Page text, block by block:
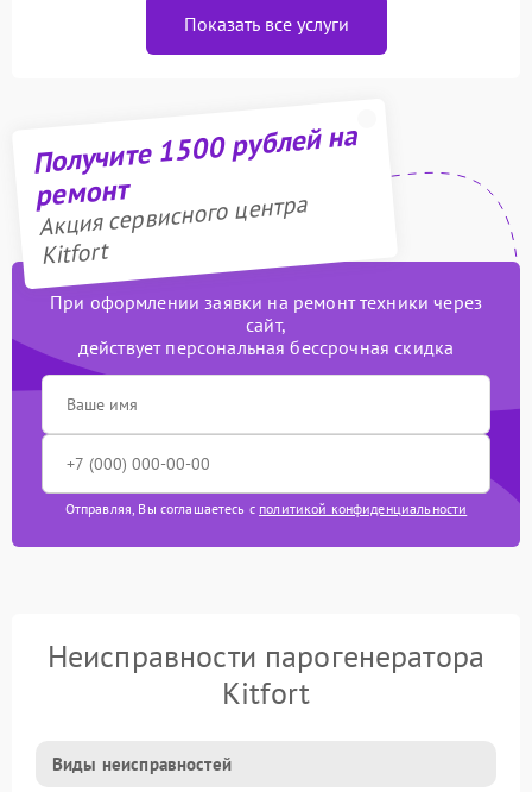
Показать все услуги
Получите 1500 рублей на
ремонт
Акция сервисного центра
Kitfort
При оформлении заявки на ремонт техники через
сайт,
действует персональная бессрочная скидка
Отправляя, Вы соглашаетесь с политикой конфиденциальности
Неисправности парогенератора
Kitfort
Виды неисправностей